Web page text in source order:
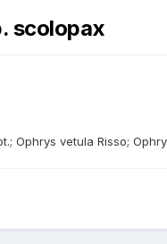
scolopax
Ophrys vetula Risso;